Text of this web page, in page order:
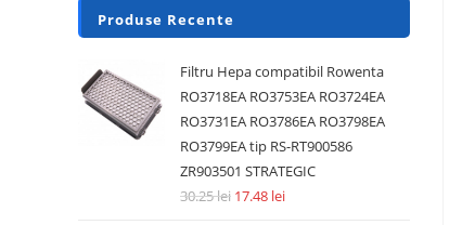
Produse Recente
Filtru Hepa compatibil Rowenta
RO3718EA RO3753EA RO3724EA
RO3731EA RO3786EA RO3798EA
RO3799EA tip RS-RT900586
ZR903501 STRATEGIC
30.25lei 17.48 lei